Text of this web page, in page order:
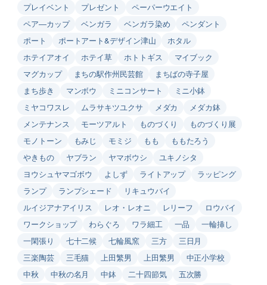
プレイベント
プレゼント
ペーパーウエイト
ペア―カップ
ベンガラ ベンガラ染め
ペンダント
ポート
ポートアート&デザイン津山
ホタル
ホテイアオイ
ホテイ草 ホトトギス
マイブック
マグカップ
まちの駅作州民芸館
まちばの寺子屋
まち歩き
マンボウ ミニコンサート
ミニ小鉢
ミヤコワスレ
ムラサキツユクサ メダカ
メダカ鉢
メンテナンス
モーツアルト ものづくり
ものづくり展
モノトーン
もみじ モミジ もも
ももたろう
やきもの
ヤブラン ヤマボウシ
ユキノシタ
ヨウシュヤマゴボウ
よしず ライトアップ
ラッピング
ランプ
ランプシェード
リキュウバイ
ルイジアナアイリス
レオ・レオニ レリーフ
ロウバイ
ワークショップ
わらぐろ ワラ細工 一品
一輪挿し
一閑張り
七十二候 七輪風窯 三方
三日月
三楽陶芸
三毛猫 上田繁男 上田繁男
中正小学校
中秋
中秋の名月 中鉢 二十四節気
五次勝